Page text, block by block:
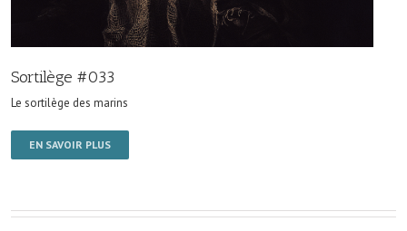
Sortilège #033
Le sortilège des marins
EN SAVOIR PLUS